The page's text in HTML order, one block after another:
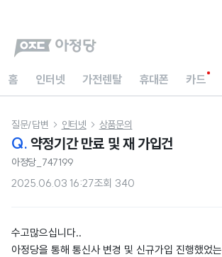
홈 인터넷 가전렌탈 휴대폰 카드
질문/답변  인터넷  상품문의
Q. 약정기간 만료 및 재 가입건
아정당_747199
2025.06.03 16:27조회 340
수고많으십니다..
아정당을 통해 통신사 변경 및 신규가입 진행했었는